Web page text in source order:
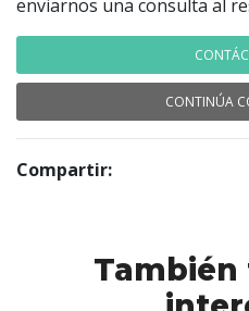
enviarnos una consulta al
CONTINÚA
Compartir:
También